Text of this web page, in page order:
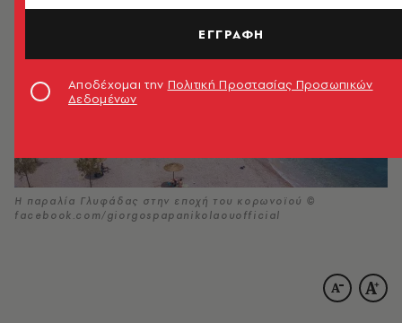
Η παραλία Γλυφάδας στην εποχή του κορωνοϊού ©
facebook.com/giorgospapanikolaouofficial
ΕΓΓΡΑΦΗ
Αποδέχομαι την Πολιτική Προστασίας Προσωπικών
Δεδομένων